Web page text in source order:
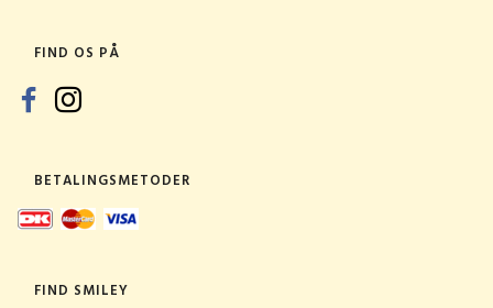
FIND OS PÅ
BETALINGSMETODER
FIND SMILEY